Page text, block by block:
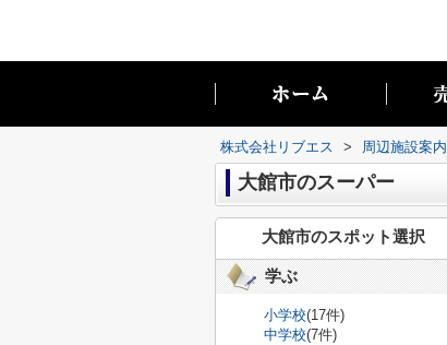
株式会社リブエス > 周辺施設案内
大館市のスーパー
大館市のスポット選択
学ぶ
小学校(17件)
中学校(7件)